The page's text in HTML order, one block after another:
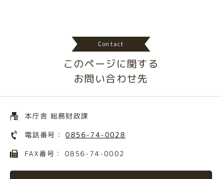
Contact
このページに関する
お問い合わせ先
本庁舎 総務財政課
電話番号：0856-74-0028
FAX番号： 0856-74-0002